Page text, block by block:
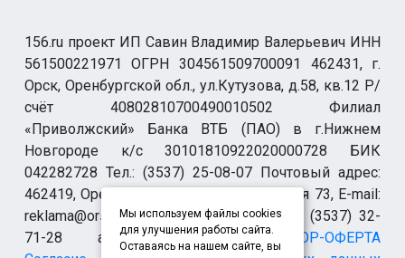
156.ru проект ИП Савин Владимир Валерьевич ИНН
561500221971 ОГРН 304561509700091 462431, г.
Орск, Оренбургской обл., ул.Кутузова, д.58, кв.12 Р/
счёт 40802810700490010502 Филиал
«Приволжский» Банка ВТБ (ПАО) в г.Нижнем
Новгороде к/с 30101810922020000728 БИК
042282728 Тел.: (3537) 25-08-07 Почтовый адрес:
462419, Оренбургская обл., г. Орск-19 а/я 73, E-mail:
reklama@orsk.ru ТЕЛЕФОН МОДЕРАЦИИ (3537) 32-
71-28 allsupport@orsk.ruДОГОВОР-ОФЕРТА
Мы используем файлы cookies
для улучшения работы сайта.
Оставаясь на нашем сайте, вы